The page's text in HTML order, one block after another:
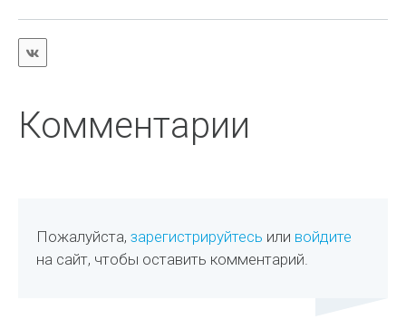
Комментарии
Пожалуйста,зарегистрируйтесь или войдите
на сайт, чтобы оставить комментарий.